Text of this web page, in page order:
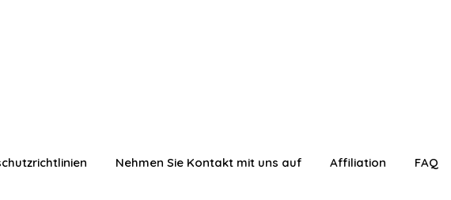
Nehmen Sie Kontakt mit uns auf Affiliation FAQ